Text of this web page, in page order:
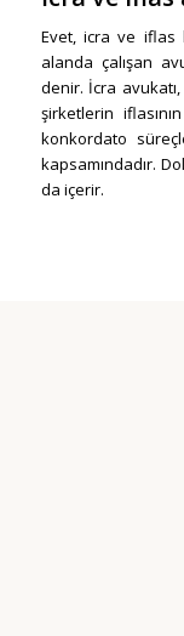
Evet, icra ve iflas
alanda çalışan
denir. İcra
şirketlerin
konkordato
kapsamındadır.
da içerir.